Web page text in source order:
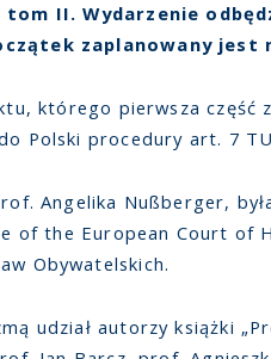
tom II. Wydarzenie
zaplanowany jest
którego pierwsza część
Polski procedury art. 7
Angelika Nußberger,
of the European Court
Obywatelskich.
udział autorzy książki